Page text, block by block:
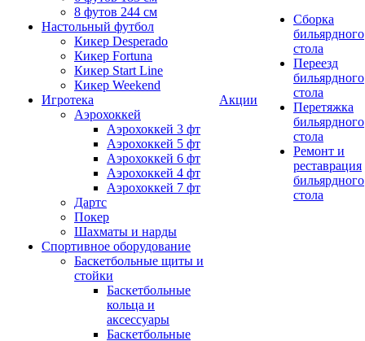
8 футов 244 см
Настольный футбол
Кикер Desperado
Кикер Fortuna
Кикер Start Line
Кикер Weekend
Игротека
Аэрохоккей
Аэрохоккей 3 фт
Аэрохоккей 5 фт
Аэрохоккей 6 фт
Аэрохоккей 4 фт
Аэрохоккей 7 фт
Дартс
Покер
Шахматы и нарды
Спортивное оборудование
Баскетбольные щиты и
стойки
Баскетбольные
кольца и
аксессуары
Баскетбольные
Акции
Сборка
бильярдного
стола
Переезд
бильярдного
стола
Перетяжка
бильярдного
стола
Ремонт и
реставрация
бильярдного
стола